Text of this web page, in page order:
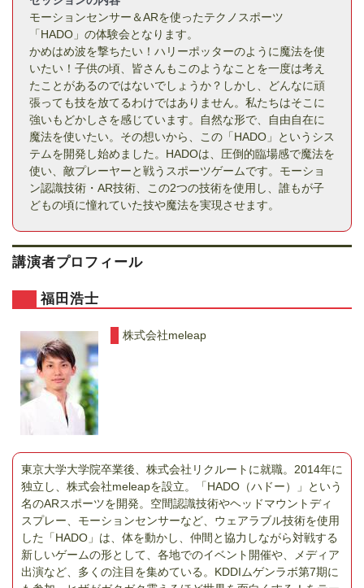
モーションセンサー＆ARを使ったテクノスポーツ
「HADO」の体験会となります。
かめはめ波を撃ちたい！ハリーポッターのように魔法を使
いたい！子供の頃、皆さんもこのようなことを一度は考え
たことがあるのではないでしょうか？しかし、どんなに頑
張っても技を放てるわけではありません。私たちはそこに
強いもどかしさを感じています。自然な形で、自由自在に
魔法を使いたい。その想いから、この「HADO」というシス
テムを開発し始めました。HADOは、圧倒的臨場感で魔法を
使い、敵プレーヤーと戦うスポーツゲームです。モーショ
ン認識技術・AR技術、この2つの技術を使用し、誰もが子
どもの頃に憧れていた技や魔法を実現させます。
講演者プロフィール
福田浩士
株式会社meleap
東京大学大学院卒業後、株式会社リクルートに就職。2014年に
独立し、株式会社meleapを設立。「HADO（ハドー）」という
名のARスポーツを開発。空間認識技術やヘッドマウントディ
スプレー、モーションセンサーなど、ウェアラブル技術を使用
した「HADO」は、体を動かし、仲間と協力しながら対戦する
新しいゲームの形として、各地でのイベント開催や、メディア
出演など、多くの注目を集めている。KDDIムゲンラボ第7期に